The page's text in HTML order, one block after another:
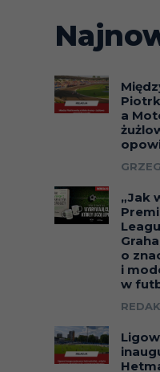
a
„Jak
o
i
w